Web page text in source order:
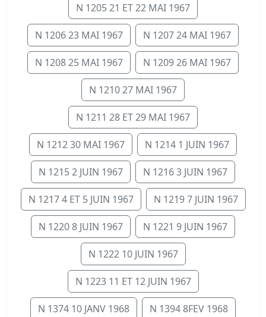
N 1205 21 ET 22 MAI 1967
N 1206 23 MAI 1967 N 1207 24 MAI 1967
N 1208 25 MAI 1967 N 1209 26 MAI 1967
N 1210 27 MAI 1967
N 1211 28 ET 29 MAI 1967
N 1212 30 MAI 1967 N 1214 1 JUIN 1967
N 1215 2 JUIN 1967 N 1216 3 JUIN 1967
N 1217 4 ET 5 JUIN 1967 N 1219 7 JUIN 1967
N 1220 8 JUIN 1967 N 1221 9 JUIN 1967
N 1222 10 JUIN 1967
N 1223 11 ET 12 JUIN 1967
N 1374 10 JANV 1968 N 1394 8FEV 1968